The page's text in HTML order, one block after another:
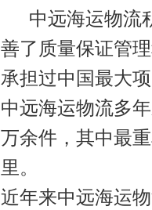
中远海运物流
善了质量保证管
承担过中国最大
中远海运物流多
万余件，其中最
里。
近年来中远海运